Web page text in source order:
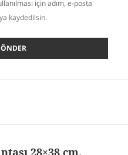
için adım, e-posta
kaydedilsin.
28×38 cm.